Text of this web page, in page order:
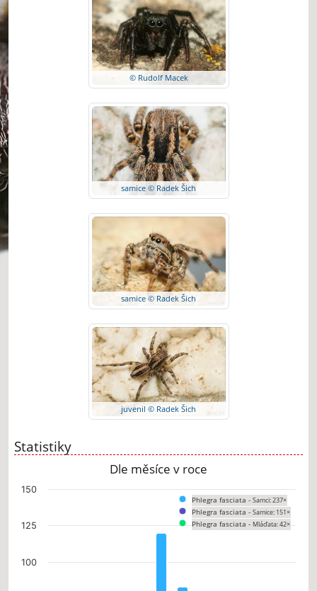
© Rudolf Macek
samice © Radek Šich
samice © Radek Šich
juvenil © Radek Šich
Statistiky
Dle měsíce v roce
Chart
The chart has 1 X axis displaying categories.
The chart has 1 Y axis displaying values. Data ranges from 0 to 120.
Phlegra fasciata - Samci: 237×
Phlegra fasciata - Samice: 151×
Phlegra fasciata - Mláďata: 42×
100
125
150